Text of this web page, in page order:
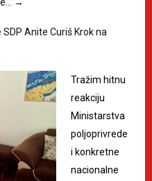
Anite Curiš Krok na
Tražim hitnu
reakciju
Ministarstva
poljoprivrede
i konkretne
nacionalne